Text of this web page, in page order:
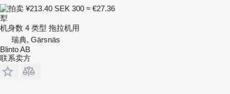
¥213.40 SEK 300 ≈ €27.36
犁
机身数 4 类型 拖拉机用
瑞典, Gärsnäs
Blinto AB
联系卖方